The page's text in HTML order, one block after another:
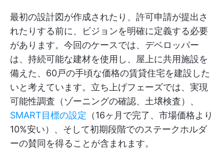
最初の設計図が作成されたり、許可申請が提出さ
れたりする前に、ビジョンを明確に定義する必要
があります。今回のケースでは、デベロッパー
は、持続可能な建材を使用し、屋上に共用施設を
備えた、60戸の手頃な価格の賃貸住宅を建設した
いと考えています。立ち上げフェーズでは、実現
可能性調査（ゾーニングの確認、土壌検査）、
SMART目標の設定 （16ヶ月で完了、市場価格より
10%安い）、そして初期段階でのステークホルダ
ーの賛同を得ることが含まれます。